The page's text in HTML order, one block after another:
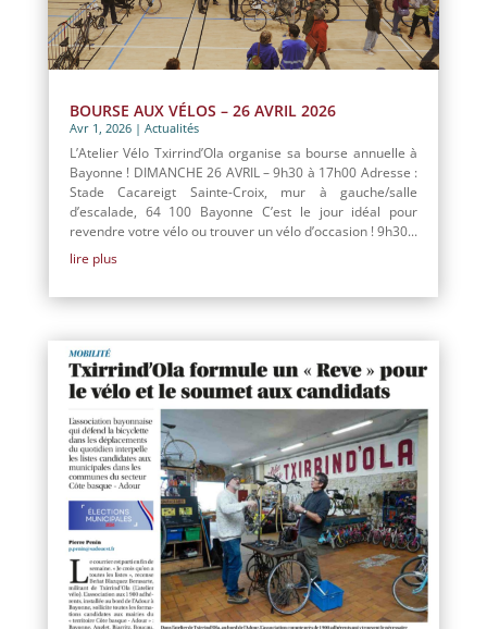
BOURSE AUX VÉLOS – 26 AVRIL 2026
Avr 1, 2026| Actualités
L’Atelier Vélo Txirrind’Ola organise sa bourse annuelle à
Bayonne ! DIMANCHE 26 AVRIL – 9h30 à 17h00 Adresse :
Stade Cacareigt Sainte-Croix, mur à gauche/salle
d’escalade, 64 100 Bayonne C’est le jour idéal pour
revendre votre vélo ou trouver un vélo d’occasion ! 9h30...
lire plus